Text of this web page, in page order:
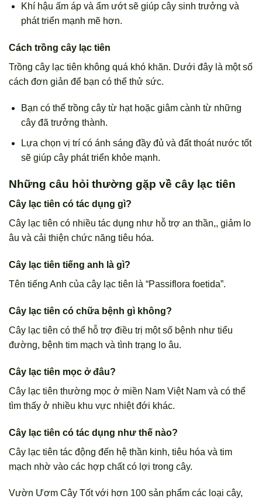
Khí hậu ấm áp và ẩm ướt sẽ giúp cây sinh trưởng và
phát triển mạnh mẽ hơn.
Cách trồng cây lạc tiên
Trồng cây lạc tiên không quá khó khăn. Dưới đây là một số
cách đơn giản để bạn có thể thử sức.
Bạn có thể trồng cây từ hạt hoặc giâm cành từ những
cây đã trưởng thành.
Lựa chọn vị trí có ánh sáng đầy đủ và đất thoát nước tốt
sẽ giúp cây phát triển khỏe mạnh.
Những câu hỏi thường gặp về cây lạc tiên
Cây lạc tiên có tác dụng gì?
Cây lạc tiên có nhiều tác dụng như hỗ trợ an thần,, giảm lo
âu và cải thiện chức năng tiêu hóa.
Cây lạc tiên tiếng anh là gì?
Tên tiếng Anh của cây lạc tiên là “Passiflora foetida”.
Cây lạc tiên có chữa bệnh gì không?
Cây lạc tiên có thể hỗ trợ điều trị một số bệnh như tiểu
đường, bệnh tim mạch và tình trạng lo âu.
Cây lạc tiên mọc ở đâu?
Cây lạc tiên thường mọc ở miền Nam Việt Nam và có thể
tìm thấy ở nhiều khu vực nhiệt đới khác.
Cây lạc tiên có tác dụng như thế nào?
Cây lạc tiên tác động đến hệ thần kinh, tiêu hóa và tim
mạch nhờ vào các hợp chất có lợi trong cây.
Vườn Ươm Cây Tốt với hơn 100 sản phẩm các loại cây,